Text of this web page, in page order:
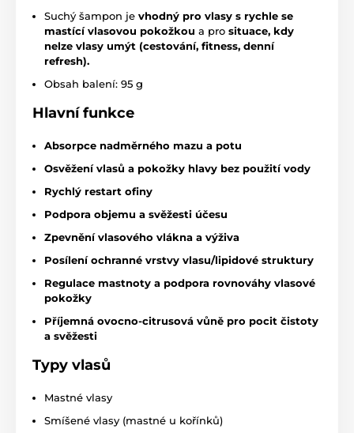
Suchý šampon je vhodný pro vlasy s rychle se
mastící vlasovou pokožkou a pro situace, kdy
nelze vlasy umýt (cestování, fitness, denní
refresh).
Obsah balení: 95 g
Hlavní funkce
Absorpce nadměrného mazu a potu
Osvěžení vlasů a pokožky hlavy bez použití vody
Rychlý restart ofiny
Podpora objemu a svěžesti účesu
Zpevnění vlasového vlákna a výživa
Posílení ochranné vrstvy vlasu/lipidové struktury
Regulace mastnoty a podpora rovnováhy vlasové
pokožky
Příjemná ovocno-citrusová vůně pro pocit čistoty
a svěžesti
Typy vlasů
Mastné vlasy
Smíšené vlasy (mastné u kořínků)